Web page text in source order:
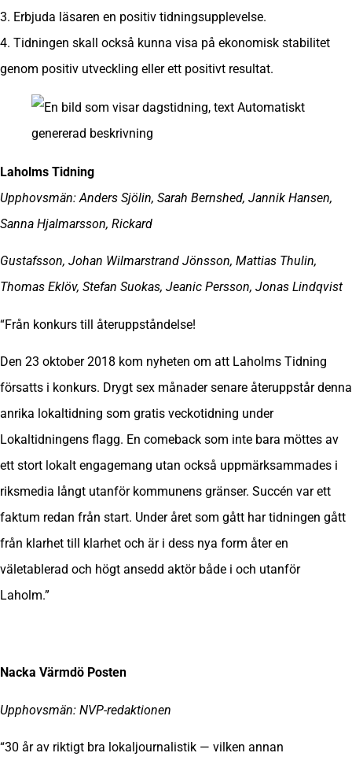
3. Erbjuda läsaren en positiv tidningsupplevelse.
4. Tidningen skall också kunna visa på ekonomisk stabilitet
genom positiv utveckling eller ett positivt resultat.
Laholms Tidning
Upphovsmän: Anders Sjölin, Sarah Bernshed, Jannik Hansen,
Sanna Hjalmarsson, Rickard
Gustafsson, Johan Wilmarstrand Jönsson, Mattias Thulin,
Thomas Eklöv, Stefan Suokas, Jeanic Persson, Jonas Lindqvist
“Från konkurs till återuppståndelse!
Den 23 oktober 2018 kom nyheten om att Laholms Tidning
försatts i konkurs. Drygt sex månader senare återuppstår denna
anrika lokaltidning som gratis veckotidning under
Lokaltidningens flagg. En comeback som inte bara möttes av
ett stort lokalt engagemang utan också uppmärksammades i
riksmedia långt utanför kommunens gränser. Succén var ett
faktum redan från start. Under året som gått har tidningen gått
från klarhet till klarhet och är i dess nya form åter en
väletablerad och högt ansedd aktör både i och utanför
Laholm.”
Nacka Värmdö Posten
Upphovsmän: NVP-redaktionen
“30 år av riktigt bra lokaljournalistik — vilken annan